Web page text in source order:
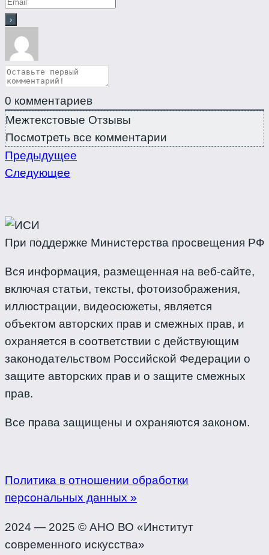
0 комментариев
Межтекстовые Отзывы
Посмотреть все комментарии
Предыдущее
Следующее
При поддержке Министерства просвещения РФ
Вся информация, размещенная на веб-сайте,
включая статьи, тексты, фотоизображения,
иллюстрации, видеосюжеты, является
объектом авторских прав и смежных прав, и
охраняется в соответствии с действующим
законодательством Российской Федерации о
защите авторских прав и о защите смежных
прав.
Все права защищены и охраняются законом.
Политика в отношении обработки
персональных данных »
2024 — 2025 © АНО ВО «Институт
современного искусства»